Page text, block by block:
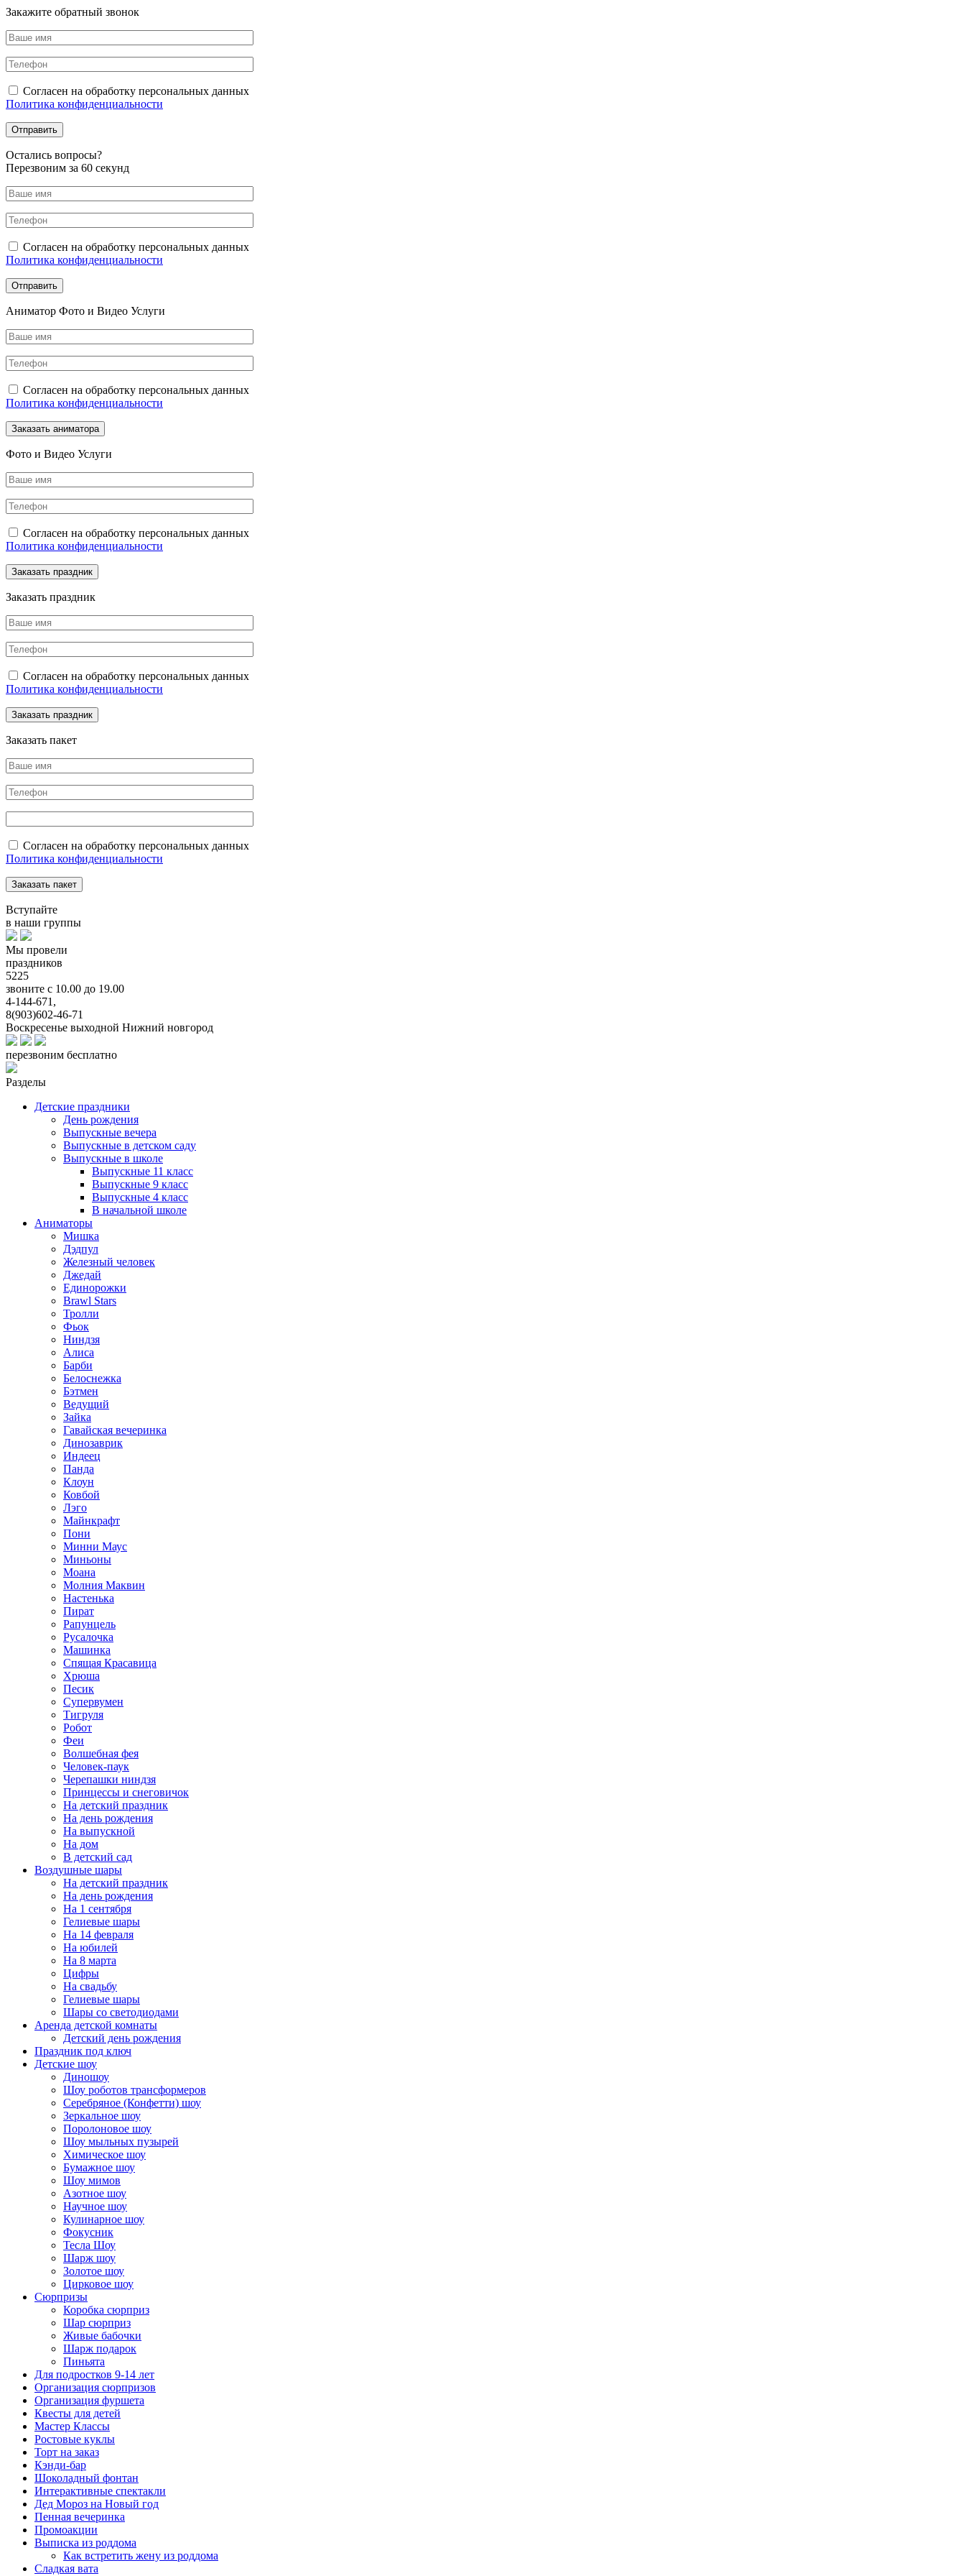
Закажите обратный звонок
Согласен на обработку персональных данных
Политика конфиденциальности
Оcтались вопросы?
Перезвоним за 60 секунд
Согласен на обработку персональных данных
Политика конфиденциальности
Аниматор Фото и Видео Услуги
Согласен на обработку персональных данных
Политика конфиденциальности
Фото и Видео Услуги
Согласен на обработку персональных данных
Политика конфиденциальности
Заказать праздник
Согласен на обработку персональных данных
Политика конфиденциальности
Заказать пакет
Согласен на обработку персональных данных
Политика конфиденциальности
Вступайте
в наши группы
Мы провели
праздников
5225
звоните с 10.00 до 19.00
4-144-671,
8(903)602-46-71
Воскресенье выходной Нижний новгород
перезвоним бесплатно
Разделы
Детские праздники
День рождения
Выпускные вечера
Выпускные в детском саду
Выпускные в школе
Выпускные 11 класс
Выпускные 9 класс
Выпускные 4 класс
В начальной школе
Аниматоры
Мишка
Дэдпул
Железный человек
Джедай
Единорожки
Brawl Stars
Тролли
Фьок
Ниндзя
Алиса
Барби
Белоснежка
Бэтмен
Ведущий
Зайка
Гавайская вечеринка
Динозаврик
Индеец
Панда
Клоун
Ковбой
Лэго
Майнкрафт
Пони
Минни Маус
Миньоны
Моана
Молния Маквин
Настенька
Пират
Рапунцель
Русалочка
Машинка
Спящая Красавица
Хрюша
Песик
Супервумен
Тигруля
Робот
Феи
Волшебная фея
Человек-паук
Черепашки ниндзя
Принцессы и снеговичок
На детский праздник
На день рождения
На выпускной
На дом
В детский сад
Воздушные шары
На детский праздник
На день рождения
На 1 сентября
Гелиевые шары
На 14 февраля
На юбилей
На 8 марта
Цифры
На свадьбу
Гелиевые шары
Шары со светодиодами
Аренда детской комнаты
Детский день рождения
Праздник под ключ
Детские шоу
Диношоу
Шоу роботов трансформеров
Серебряное (Конфетти) шоу
Зеркальное шоу
Поролоновое шоу
Шоу мыльных пузырей
Химическое шоу
Бумажное шоу
Шоу мимов
Азотное шоу
Научное шоу
Кулинарное шоу
Фокусник
Тесла Шоу
Шарж шоу
Золотое шоу
Цирковое шоу
Сюрпризы
Коробка сюрприз
Шар сюрприз
Живые бабочки
Шарж подарок
Пиньята
Для подростков 9-14 лет
Организация сюрпризов
Организация фуршета
Квесты для детей
Мастер Классы
Ростовые куклы
Торт на заказ
Кэнди-бар
Шоколадный фонтан
Интерактивные спектакли
Дед Мороз на Новый год
Пенная вечеринка
Промоакции
Выписка из роддома
Как встретить жену из роддома
Сладкая вата